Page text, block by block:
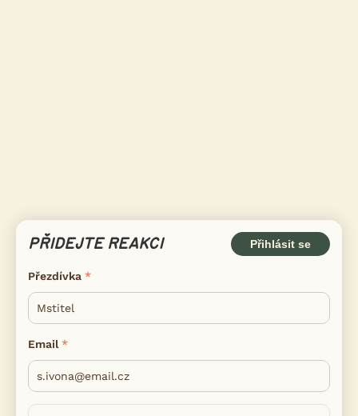
PŘIDEJTE REAKCI Přihlásit se
Přezdívka
Email